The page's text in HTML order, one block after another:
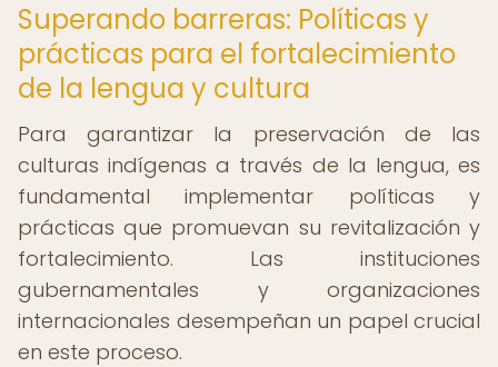
Superando barreras: Políticas y
prácticas para el fortalecimiento
de la lengua y cultura
Para garantizar la preservación de las
culturas indígenas a través de la lengua, es
fundamental implementar políticas y
prácticas que promuevan su revitalización y
fortalecimiento. Las instituciones
gubernamentales y organizaciones
internacionales desempeñan un papel crucial
en este proceso.